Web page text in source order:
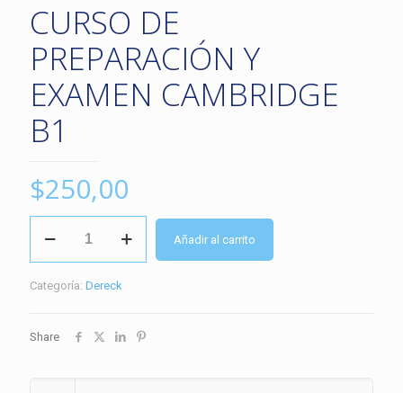
CURSO DE
PREPARACIÓN Y
EXAMEN CAMBRIDGE
B1
$250,00
PREPARACIÓN
Y
B1
Añadir al carrito
Categoría: Dereck
Share